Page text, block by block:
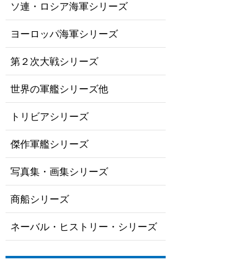
ソ連・ロシア海軍シリーズ
ヨーロッパ海軍シリーズ
第２次大戦シリーズ
世界の軍艦シリーズ他
トリビアシリーズ
傑作軍艦シリーズ
写真集・画集シリーズ
商船シリーズ
ネーバル・ヒストリー・シリーズ